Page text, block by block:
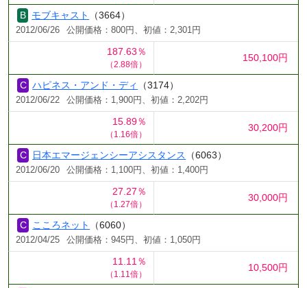
モブキャスト （3664）
2012/06/26 公開価格：800円、初値：2,301円
187.63％
（2.88倍）
150,100円
ハピネス・アンド・ディ （3174）
2012/06/22 公開価格：1,900円、初値：2,202円
15.89％
（1.16倍）
30,200円
日本エマージェンシーアシスタンス （6063）
2012/06/20 公開価格：1,100円、初値：1,400円
27.27％
（1.27倍）
30,000円
こころネット （6060）
2012/04/25 公開価格：945円、初値：1,050円
11.11％
（1.11倍）
10,500円